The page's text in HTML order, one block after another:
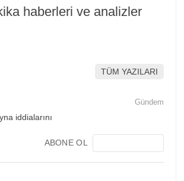
haberleri ve analizler
TÜM YAZILARI
Gündem
ABONE OL